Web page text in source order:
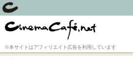
※本サイトはアフィリエイト広告を利用しています